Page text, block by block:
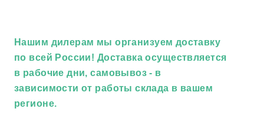
Нашим дилерам мы организуем доставку
по всей России! Доставка осуществляется
в рабочие дни, самовывоз - в
зависимости от работы склада в вашем
регионе.